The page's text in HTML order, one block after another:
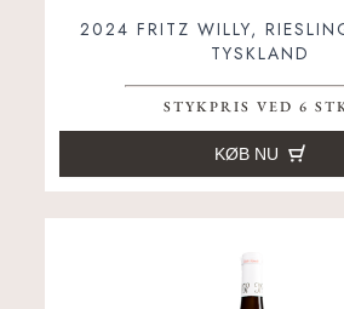
2024 FRITZ WILLY,
TYSKLAND
STYKPRIS VED 6
KØB NU